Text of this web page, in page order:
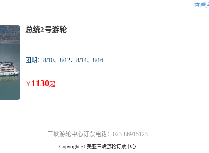
查看
总统2号游轮
团期：8/10、8/12、8/14、8/16
￥ 1130起
三峡游轮中心订票电话：023-86915123
Copyright © 美亚三峡游轮订票中心